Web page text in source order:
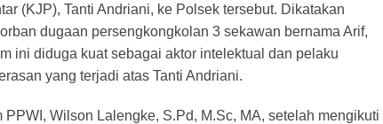
(KJP), Tanti Andriani, ke Polsek tersebut. Dikatakan
dugaan persengkongkolan 3 sekawan bernama Arif,
ini diduga kuat sebagai aktor intelektual dan pelaku
yang terjadi atas Tanti Andriani.
Wilson Lalengke, S.Pd, M.Sc, MA, setelah mengikuti